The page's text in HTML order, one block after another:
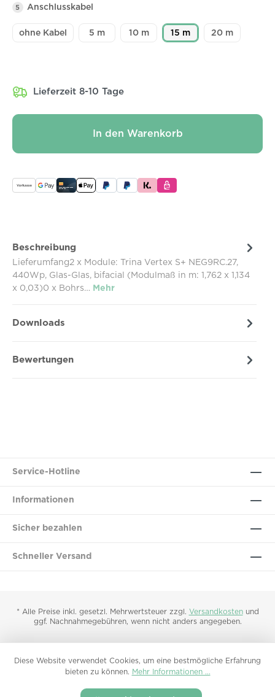
5 Anschlusskabel
ohne Kabel 5 m 10 m 15 m 20 m
Lieferzeit 8-10 Tage
In den Warenkorb
Beschreibung
Lieferumfang2 x Module: Trina Vertex S+ NEG9RC.27,
440Wp, Glas-Glas, bifacial (Modulmaß in m: 1,762 x 1,134
x 0,03)0 x Bohrs… Mehr
Downloads
Bewertungen
Service-Hotline
Informationen
Sicher bezahlen
Schneller Versand
* Alle Preise inkl. gesetzl. Mehrwertsteuer zzgl. Versandkostenund
ggf. Nachnahmegebühren, wenn nicht anders angegeben.
Diese Website verwendet Cookies, um eine bestmögliche Erfahrung
bieten zu können. Mehr Informationen ...